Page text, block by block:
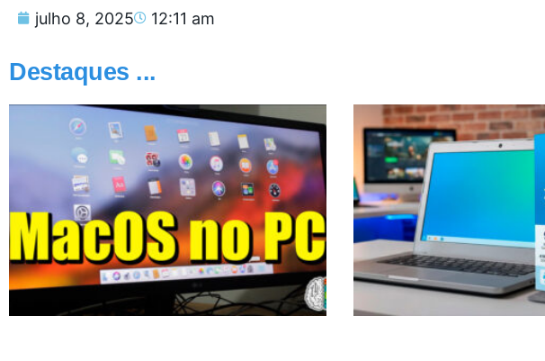
julho 8, 2025 12:11 am
Destaques ...